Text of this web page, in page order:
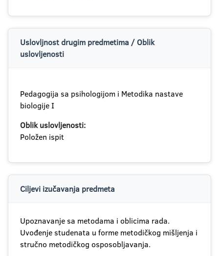
Uslovljnost drugim predmetima / Oblik
uslovljenosti
Pedagogija sa psihologijom i Metodika nastave
biologije I
Oblik uslovljenosti:
Položen ispit
Ciljevi izučavanja predmeta
Upoznavanje sa metodama i oblicima rada.
Uvođenje studenata u forme metodičkog mišljenja i
stručno metodičkog osposobljavanja.